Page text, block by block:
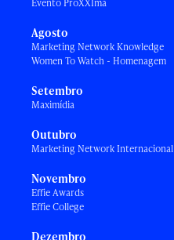
Evento ProXXIma
Agosto
Marketing Network Knowledge
Women To Watch - Homenagem
Setembro
Maximídia
Outubro
Marketing Network Internacional
Novembro
Effie Awards
Effie College
Dezembro